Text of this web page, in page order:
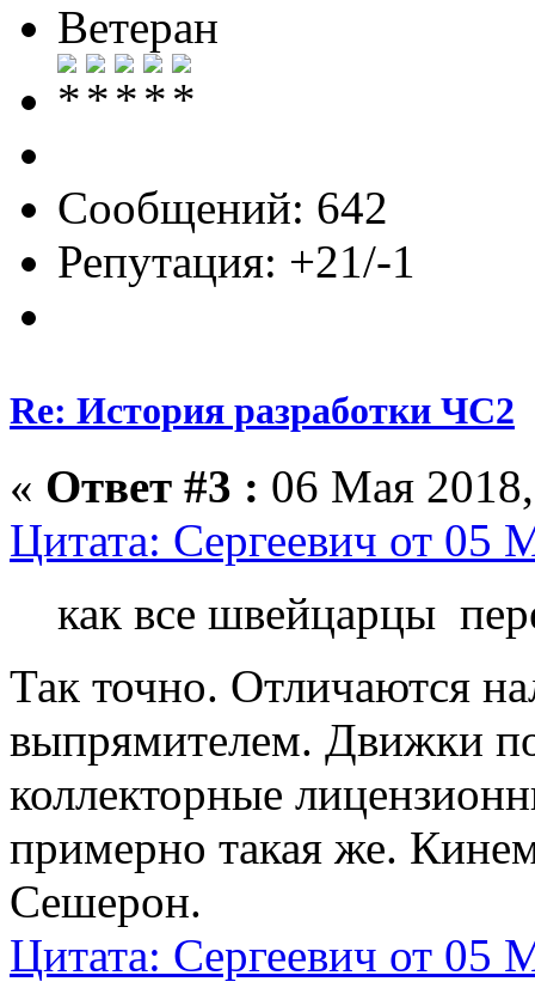
Ветеран
Сообщений: 642
Репутация: +21/-1
Re: История разработки ЧС2
« Ответ #3 : 06 Мая
Цитата: Сергеевич от 05
как все швейцарцы
Так точно. Отличаются
выпрямителем. Движки
коллекторные
примерно такая же.
Сешерон.
Цитата: Сергеевич от 05